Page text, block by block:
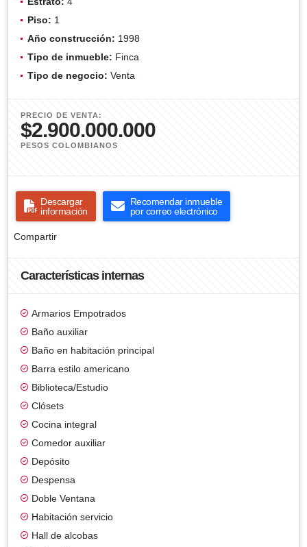
Piso: 1
Año construcción: 1998
Tipo de inmueble: Finca
Tipo de negocio: Venta
PRECIO DE VENTA:
$2.900.000.000
PESOS COLOMBIANOS
Descargar
información
Recomendar inmueble
por correo electrónico
Compartir
Características internas
Armarios Empotrados
Baño auxiliar
Baño en habitación principal
Barra estilo americano
Biblioteca/Estudio
Clósets
Cocina integral
Comedor auxiliar
Depósito
Despensa
Doble Ventana
Habitación servicio
Hall de alcobas